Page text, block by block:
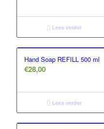
Lees verder
Hand Soap REFILL 500 ml
€28,00
Lees verder